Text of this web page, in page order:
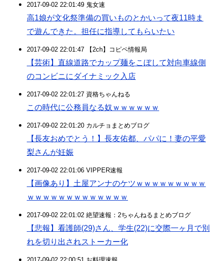
2017-09-02 22:01:49 鬼女速
高1娘が文化祭準備の買いものとかいって夜11時ま
で遊んできた。担任に指導してもらいたい
2017-09-02 22:01:47 【2ch】コピペ情報局
【芸術】直線道路でカップ麺をこぼして対向車線側
のコンビニにダイナミック入店
2017-09-02 22:01:27 資格ちゃんねる
この時代に公務員なる奴ｗｗｗｗｗｗ
2017-09-02 22:01:20 カルチョまとめブログ
【長友おめでとう！】長友佑都、パパに！妻の平愛
梨さんが妊娠
2017-09-02 22:01:06 VIPPER速報
【画像あり】土屋アンナのケツｗｗｗｗｗｗｗｗｗ
ｗｗｗｗｗｗｗｗｗｗｗｗｗ
2017-09-02 22:01:02 絶望速報：2ちゃんねるまとめブログ
【悲報】看護師(29)さん、学生(22)に交際一ヶ月で別
れを切り出されストーカー化